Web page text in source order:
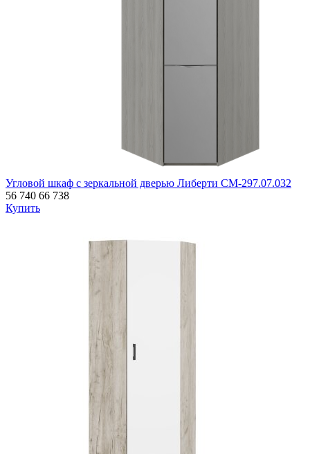
Угловой шкаф с зеркальной дверью Либерти СМ-297.07.032
56 740 66 738
Купить